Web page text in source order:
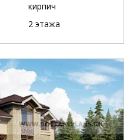
кирпич
2 этажа